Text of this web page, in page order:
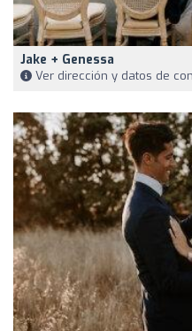
Jake + Genessa
Ver dirección y datos de